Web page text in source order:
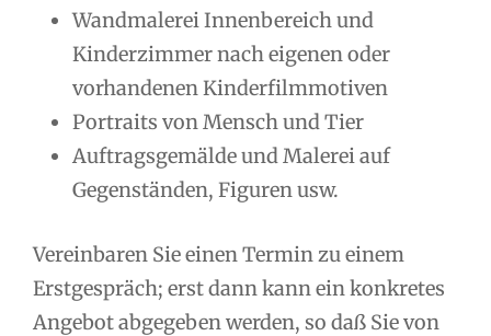
Wandmalerei Innenbereich und
Kinderzimmer nach eigenen oder
vorhandenen Kinderfilmmotiven
Portraits von Mensch und Tier
Auftragsgemälde und Malerei auf
Gegenständen, Figuren usw.
Vereinbaren Sie einen Termin zu einem
Erstgespräch; erst dann kann ein konkretes
Angebot abgegeben werden, so daß Sie von